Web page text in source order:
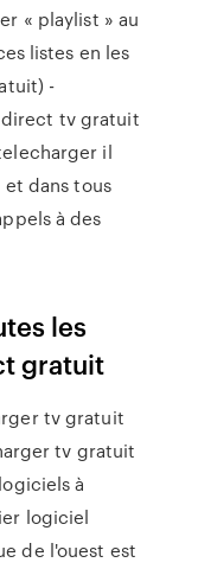
« playlist » au
listes en les
-
direct tv gratuit
il
dans tous
à des
les
gratuit
tv gratuit
tv gratuit
à
logiciel
de l'ouest est